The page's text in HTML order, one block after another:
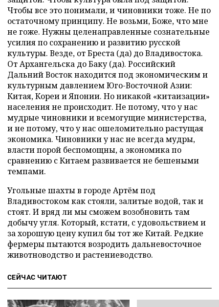
Чтобы все это понимали, и чиновники тоже. Не по
остаточному принципу. Не возьми, Боже, что мне
не гоже. Нужны целенаправленные сознательные
усилия по сохранению и развитию русской
культуры. Везде, от Бреста (да) до Владивостока.
От Архангельска до Баку (да). Российский
Дальний Восток находится под экономическим и
культурным давлением Юго-Восточной Азии:
Китая, Кореи и Японии. Но никакой «китаизации»
населения не происходит. Не потому, что у нас
мудрые чиновники и всемогущие министерства,
и не потому, что у нас ошеломительно растущая
экономика. Чиновники у нас не всегда мудры,
власти порой беспомощны, а экономика по
сравнению с Китаем развивается не бешеными
темпами.
Угольные шахты в городе Артём под
Владивостоком как стояли, залитые водой, так и
стоят. И вряд ли мы сможем возобновить там
добычу угля. Который, кстати, с удовольствием и
за хорошую цену купил бы тот же Китай. Редкие
фермеры пытаются возродить дальневосточное
животноводство и растениеводство.
СЕЙЧАС ЧИТАЮТ